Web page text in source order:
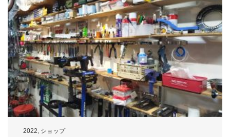
2022 ショップ